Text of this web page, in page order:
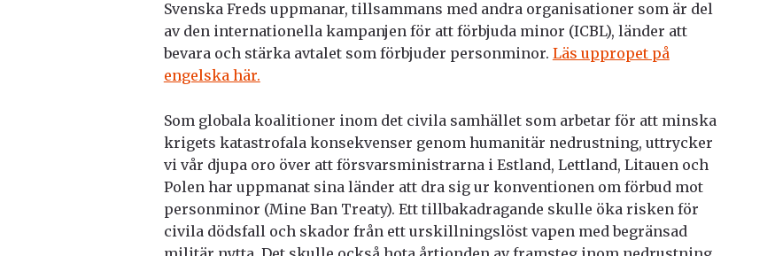
Svenska Freds uppmanar, tillsammans med andra organisationer som är del
av den internationella kampanjen för att förbjuda minor (ICBL), länder att
bevara och stärka avtalet som förbjuder personminor. Läs uppropet på
engelska här.
Som globala koalitioner inom det civila samhället som arbetar för att minska
krigets katastrofala konsekvenser genom humanitär nedrustning, uttrycker
vi vår djupa oro över att försvarsministrarna i Estland, Lettland, Litauen och
Polen har uppmanat sina länder att dra sig ur konventionen om förbud mot
personminor (Mine Ban Treaty). Ett tillbakadragande skulle öka risken för
civila dödsfall och skador från ett urskillningslöst vapen med begränsad